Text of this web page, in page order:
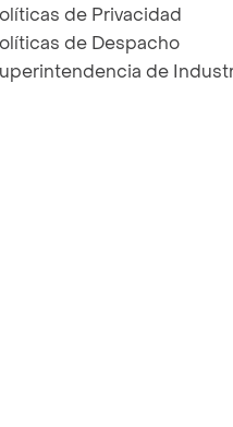
de Privacidad
de Despacho
de